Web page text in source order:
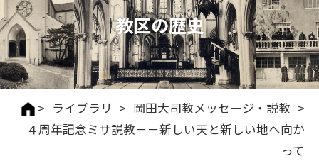
教区の歴史
> ライブラリ > 岡田大司教メッセージ・説教 >
４周年記念ミサ説教－－新しい天と新しい地へ向か
って